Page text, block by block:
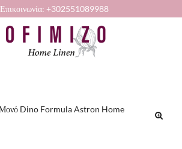
Επικοινωνία: +302551089988